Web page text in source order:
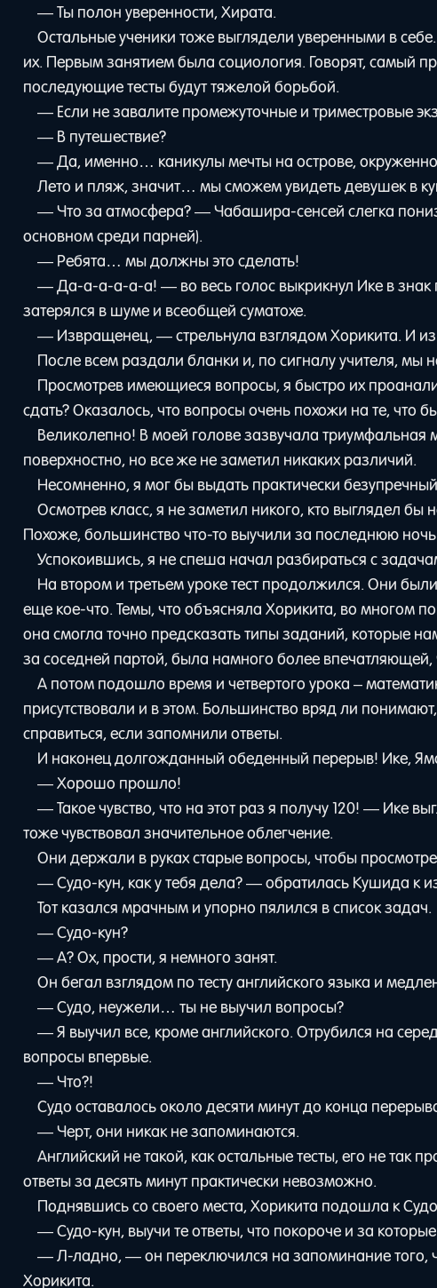
— Ты полон уверенности, Хирата.
Остальные ученики тоже выглядели уверенными в
их. Первым занятием была социология. Говорят, самый
последующие тесты будут тяжелой борьбой.
— Если не завалите промежуточные и триместровые
— В путешествие?
— Да, именно… каникулы мечты на острове,
Лето и пляж, значит… мы сможем увидеть девушек в
— Что за атмосфера? — Чабашира-сенсей слегка
основном среди парней).
— Ребята… мы должны это сделать!
— Да-а-а-а-а-а! — во весь голос выкрикнул Ике в знак
затерялся в шуме и всеобщей суматохе.
— Извращенец, — стрельнула взглядом Хорикита. И
После всем раздали бланки и, по сигналу учителя, мы
Просмотрев имеющиеся вопросы, я быстро их
сдать? Оказалось, что вопросы очень похожи на те, что
Великолепно! В моей голове зазвучала
поверхностно, но все же не заметил никаких различий.
Несомненно, я мог бы выдать практически
Осмотрев класс, я не заметил никого, кто выглядел
Похоже, большинство что-то выучили за последнюю
Успокоившись, я не спеша начал разбираться с
На втором и третьем уроке тест продолжился. Они
еще кое-что. Темы, что объясняла Хорикита, во многом
она смогла точно предсказать типы заданий, которые
за соседней партой, была намного более
А потом подошло время и четвертого урока –
присутствовали и в этом. Большинство вряд ли
справиться, если запомнили ответы.
И наконец долгожданный обеденный перерыв! Ике,
— Хорошо прошло!
— Такое чувство, что на этот раз я получу 120! — Ике
тоже чувствовал значительное облегчение.
Они держали в руках старые вопросы, чтобы
— Судо-кун, как у тебя дела? — обратилась Кушида к
Тот казался мрачным и упорно пялился в список задач.
— Судо-кун?
— А? Ох, прости, я немного занят.
Он бегал взглядом по тесту английского языка и
— Судо, неужели… ты не выучил вопросы?
— Я выучил все, кроме английского. Отрубился на
вопросы впервые.
— Что?!
Судо оставалось около десяти минут до конца
— Черт, они никак не запоминаются.
Английский не такой, как остальные тесты, его не так
ответы за десять минут практически невозможно.
Поднявшись со своего места, Хорикита подошла к
— Судо-кун, выучи те ответы, что покороче и за
— Л-ладно, — он переключился на запоминание того,
Хорикита.